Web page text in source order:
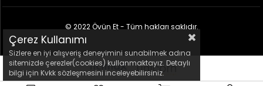
© 2022 Övün Et - Tüm hakları saklıdır.
Çerez Kullanımı
Sizlere en iyi alışveriş deneyimini sunabilmek adına
sitemizde çerezler(cookies) kullanmaktayız. Detaylı
bilgi için Kvkk sözleşmesini inceleyebilirsiniz.